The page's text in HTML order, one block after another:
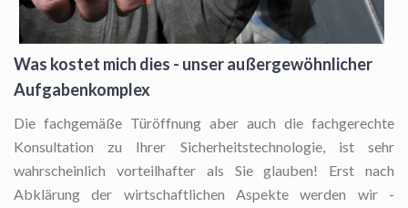
Was kostet mich dies - unser außergewöhnlicher
Aufgabenkomplex
Die fachgemäße Türöffnung aber auch die fachgerechte
Konsultation zu Ihrer Sicherheitstechnologie, ist sehr
wahrscheinlich vorteilhafter als Sie glauben! Erst nach
Abklärung der wirtschaftlichen Aspekte werden wir -